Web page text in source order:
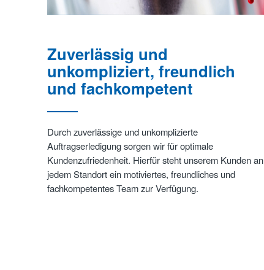
Zuverlässig und
unkompliziert, freundlich
und fachkompetent
Durch zuverlässige und unkomplizierte
Auftragserledigung sorgen wir für optimale
Kundenzufriedenheit. Hierfür steht unserem Kunden an
jedem Standort ein motiviertes, freundliches und
fachkompetentes Team zur Verfügung.